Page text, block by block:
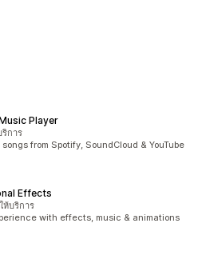
Player
การ
from Spotify, SoundCloud & YouTube
Effects
ห้บริการ
with effects, music & animations